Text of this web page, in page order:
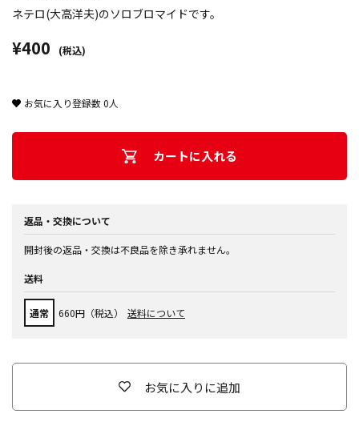
ネテロ(大高洋夫)のソロブロマイドです。
¥400 (税込)
お気に入り登録数0人
カートに入れる
返品・交換について
開封後の返品・交換は不良品を除き承れません。
送料
通常 660円（税込） 送料について
お気に入りに追加